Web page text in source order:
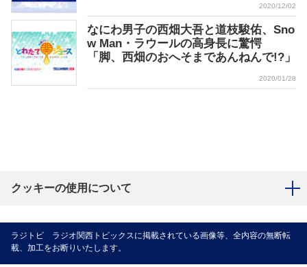
2020/12/02
なにわ男子の西畑大吾と道枝駿佑、Sno
w Man・ラウールの高身長に驚愕
「脚、西畑のおへそまであんねんで!?」
2020/01/28
クッキーの使用について
ラジトピ ラジオ関西トピックスに掲載されている画像等、全内容の無断転
載、加工をお断りいたします。